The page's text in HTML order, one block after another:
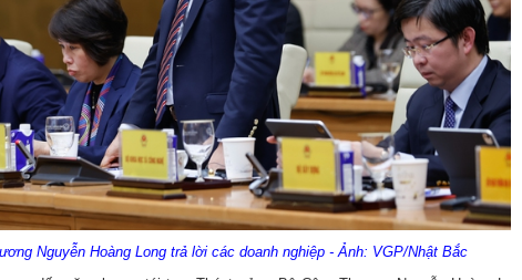
Nguyễn Hoàng Long trả lời các doanh nghiệp - Ảnh: VGP/Nhật Bắc